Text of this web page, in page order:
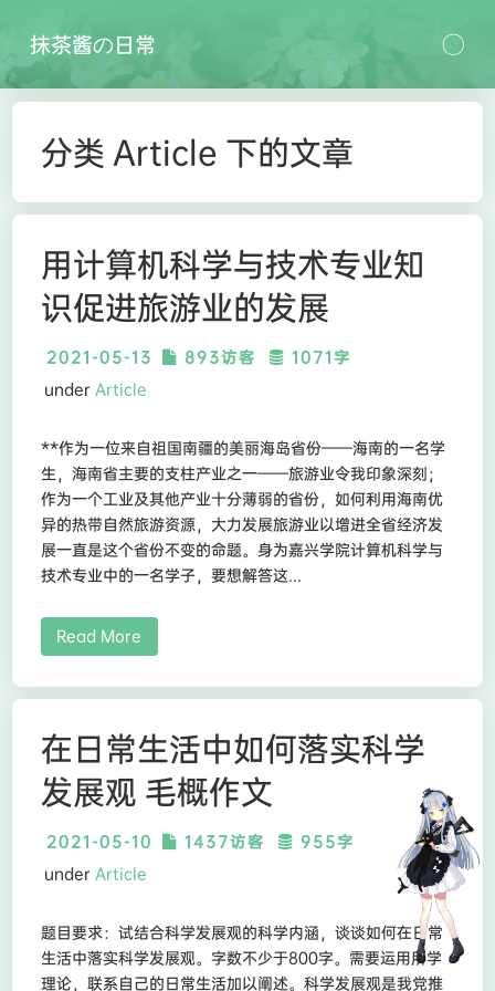
抹茶酱の日常
分类 Article 下的文章
用计算机科学与技术专业知
识促进旅游业的发展
2021-05-13 893访客
1071字
under Article
**作为一位来自祖国南疆的美丽海岛省份——海南的一名学
生，海南省主要的支柱产业之一——旅游业令我印象深刻；
作为一个工业及其他产业十分薄弱的省份，如何利用海南优
异的热带自然旅游资源，大力发展旅游业以增进全省经济发
展一直是这个省份不变的命题。身为嘉兴学院计算机科学与
技术专业中的一名学子，要想解答这...
Read More
在日常生活中如何落实科学
发展观 毛概作文
2021-05-10 1437访客
955字
under Article
题目要求：试结合科学发展观的科学内涵，谈谈如何在日常
生活中落实科学发展观。字数不少于800字。需要运用所学
理论，联系自己的日常生活加以阐述。科学发展观是我党推